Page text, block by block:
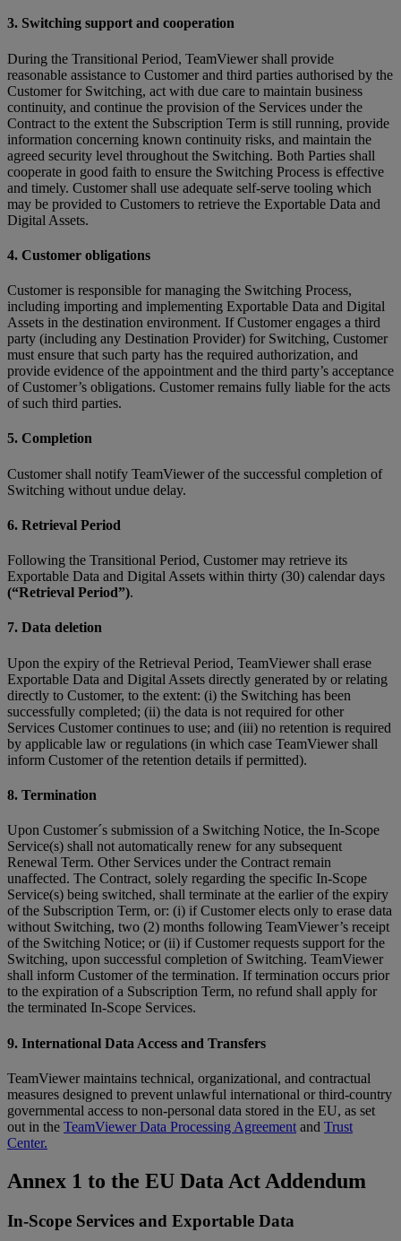
3. Switching support and cooperation
During the Transitional Period, TeamViewer shall provide
reasonable assistance to Customer and third parties authorised by the
Customer for Switching, act with due care to maintain business
continuity, and continue the provision of the Services under the
Contract to the extent the Subscription Term is still running, provide
information concerning known continuity risks, and maintain the
agreed security level throughout the Switching. Both Parties shall
cooperate in good faith to ensure the Switching Process is effective
and timely. Customer shall use adequate self-serve tooling which
may be provided to Customers to retrieve the Exportable Data and
Digital Assets.
4. Customer obligations
Customer is responsible for managing the Switching Process,
including importing and implementing Exportable Data and Digital
Assets in the destination environment. If Customer engages a third
party (including any Destination Provider) for Switching, Customer
must ensure that such party has the required authorization, and
provide evidence of the appointment and the third party’s acceptance
of Customer’s obligations. Customer remains fully liable for the acts
of such third parties.
5. Completion
Customer shall notify TeamViewer of the successful completion of
Switching without undue delay.
6. Retrieval Period
Following the Transitional Period, Customer may retrieve its
Exportable Data and Digital Assets within thirty (30) calendar days
(“Retrieval Period”).
7. Data deletion
Upon the expiry of the Retrieval Period, TeamViewer shall erase
Exportable Data and Digital Assets directly generated by or relating
directly to Customer, to the extent: (i) the Switching has been
successfully completed; (ii) the data is not required for other
Services Customer continues to use; and (iii) no retention is required
by applicable law or regulations (in which case TeamViewer shall
inform Customer of the retention details if permitted).
8. Termination
Upon Customer´s submission of a Switching Notice, the In-Scope
Service(s) shall not automatically renew for any subsequent
Renewal Term. Other Services under the Contract remain
unaffected. The Contract, solely regarding the specific In-Scope
Service(s) being switched, shall terminate at the earlier of the expiry
of the Subscription Term, or: (i) if Customer elects only to erase data
without Switching, two (2) months following TeamViewer’s receipt
of the Switching Notice; or (ii) if Customer requests support for the
Switching, upon successful completion of Switching. TeamViewer
shall inform Customer of the termination. If termination occurs prior
to the expiration of a Subscription Term, no refund shall apply for
the terminated In-Scope Services.
9. International Data Access and Transfers
TeamViewer maintains technical, organizational, and contractual
measures designed to prevent unlawful international or third-country
governmental access to non-personal data stored in the EU, as set
out in the TeamViewer Data Processing Agreement and Trust
Center.
Annex 1 to the EU Data Act Addendum
In-Scope Services and Exportable Data